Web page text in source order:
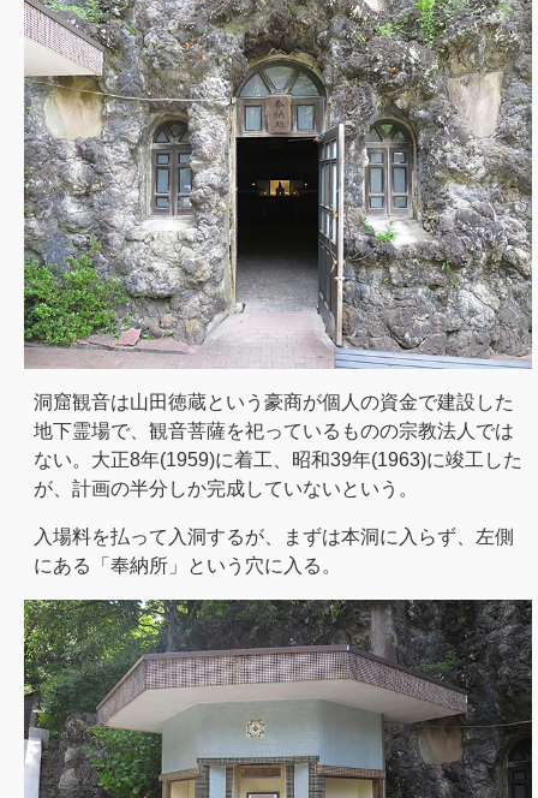
洞窟観音は山田徳蔵という豪商が個人の資金で建設した
地下霊場で、観音菩薩を祀っているものの宗教法人では
ない。大正8年(1959)に着工、昭和39年(1963)に竣工した
が、計画の半分しか完成していないという。
入場料を払って入洞するが、まずは本洞に入らず、左側
にある「奉納所」という穴に入る。